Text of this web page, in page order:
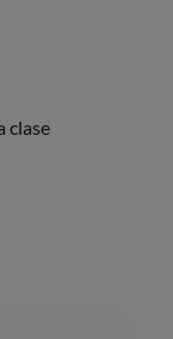
clase